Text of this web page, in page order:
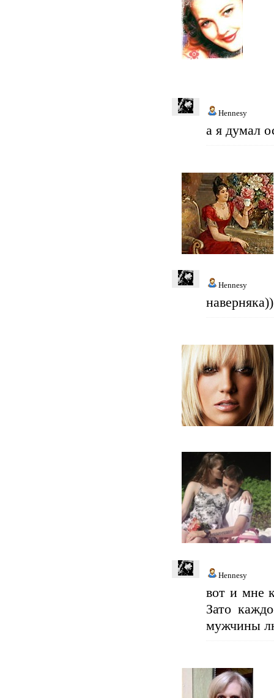
Hennesy
а я думал
Hennesy
наверняка))
Hennesy
вот и мне
Зато
мужчины